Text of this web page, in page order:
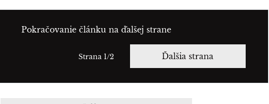
Pokračovanie článku na ďalšej strane
Strana 1/2 Ďalšia strana